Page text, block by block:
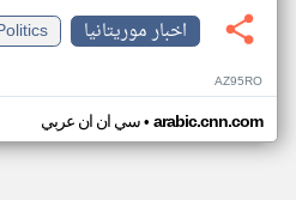
اخبار موريتانيا
AZ95RO
سي ان ان عربي• arabic.cnn.com